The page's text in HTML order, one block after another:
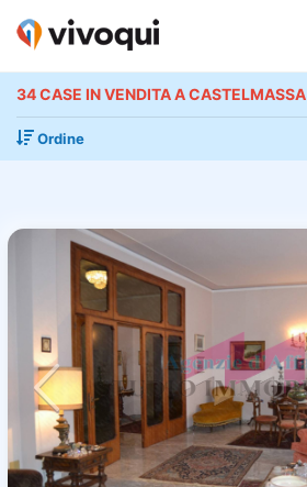
34 CASE IN VENDITA A CASTELMASSA
Ordine